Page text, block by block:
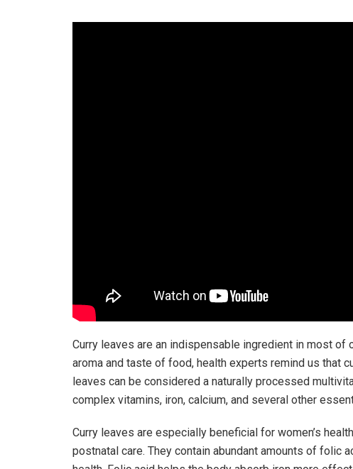
Curry leaves are an indispensable ingredient in most of
aroma and taste of food, health experts remind us that
leaves can be considered a naturally processed
complex vitamins, iron, calcium, and several other
Curry leaves are especially beneficial for women’s
postnatal care. They contain abundant amounts of folic